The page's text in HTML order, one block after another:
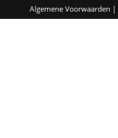
Algemene Voorwaarden |